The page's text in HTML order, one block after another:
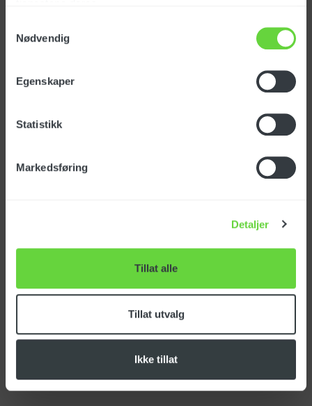
Nødvendig
Egenskaper
Statistikk
Markedsføring
Detaljer
Tillat alle
Tillat utvalg
Ikke tillat
Enkel spylelanse
Art. nr: LCPR40087